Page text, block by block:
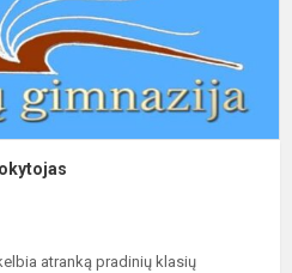
atranką pradinių klasių